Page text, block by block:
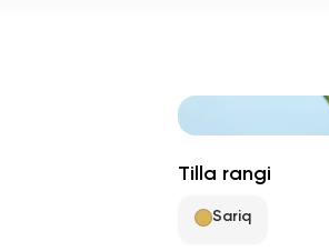
Tilla rangi
Sariq